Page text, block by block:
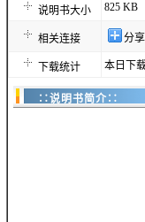
说明书大小 825 KB
相关连接 分
下载统计 本日下
∷说明书简介∷